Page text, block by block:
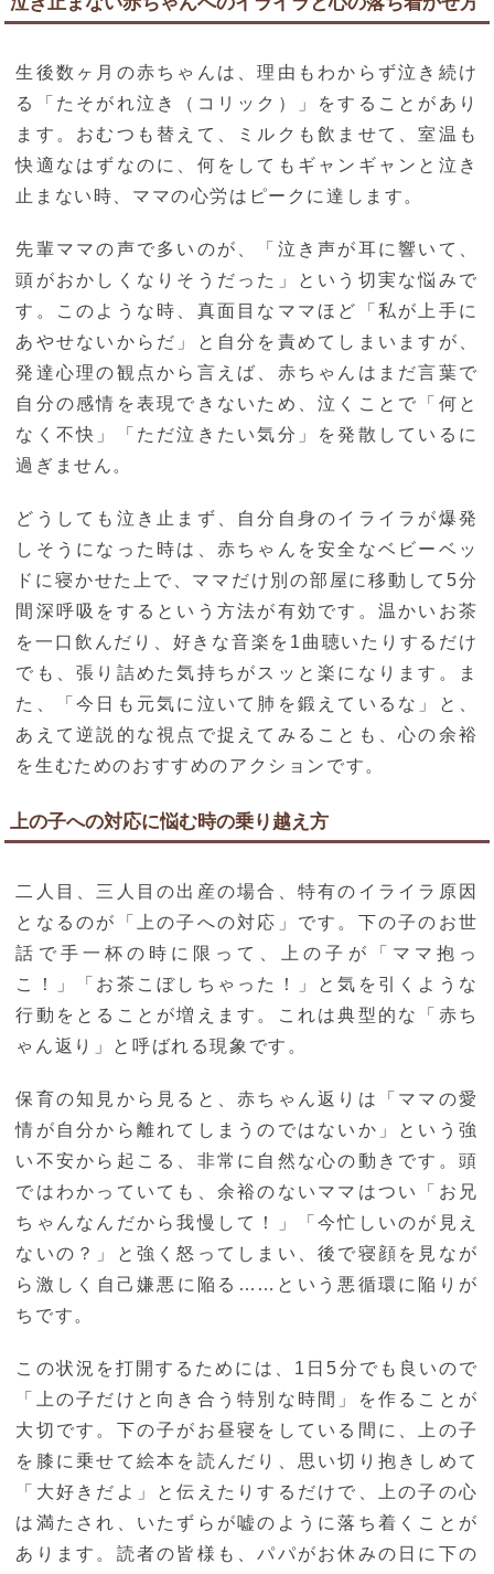
生後数ヶ月の赤ちゃんは、理由もわからず泣き続け
る「たそがれ泣き（コリック）」をすることがあり
ます。おむつも替えて、ミルクも飲ませて、室温も
快適なはずなのに、何をしてもギャンギャンと泣き
止まない時、ママの心労はピークに達します。
先輩ママの声で多いのが、「泣き声が耳に響いて、
頭がおかしくなりそうだった」という切実な悩みで
す。このような時、真面目なママほど「私が上手に
あやせないからだ」と自分を責めてしまいますが、
発達心理の観点から言えば、赤ちゃんはまだ言葉で
自分の感情を表現できないため、泣くことで「何と
なく不快」「ただ泣きたい気分」を発散しているに
過ぎません。
どうしても泣き止まず、自分自身のイライラが爆発
しそうになった時は、赤ちゃんを安全なベビーベッ
ドに寝かせた上で、ママだけ別の部屋に移動して5分
間深呼吸をするという方法が有効です。温かいお茶
を一口飲んだり、好きな音楽を1曲聴いたりするだけ
でも、張り詰めた気持ちがスッと楽になります。ま
た、「今日も元気に泣いて肺を鍛えているな」と、
あえて逆説的な視点で捉えてみることも、心の余裕
を生むためのおすすめのアクションです。
上の子への対応に悩む時の乗り越え方
二人目、三人目の出産の場合、特有のイライラ原因
となるのが「上の子への対応」です。下の子のお世
話で手一杯の時に限って、上の子が「ママ抱っ
こ！」「お茶こぼしちゃった！」と気を引くような
行動をとることが増えます。これは典型的な「赤ち
ゃん返り」と呼ばれる現象です。
保育の知見から見ると、赤ちゃん返りは「ママの愛
情が自分から離れてしまうのではないか」という強
い不安から起こる、非常に自然な心の動きです。頭
ではわかっていても、余裕のないママはつい「お兄
ちゃんなんだから我慢して！」「今忙しいのが見え
ないの？」と強く怒ってしまい、後で寝顔を見なが
ら激しく自己嫌悪に陥る……という悪循環に陥りが
ちです。
この状況を打開するためには、1日5分でも良いので
「上の子だけと向き合う特別な時間」を作ることが
大切です。下の子がお昼寝をしている間に、上の子
を膝に乗せて絵本を読んだり、思い切り抱きしめて
「大好きだよ」と伝えたりするだけで、上の子の心
は満たされ、いたずらが嘘のように落ち着くことが
あります。読者の皆様も、パパがお休みの日に下の